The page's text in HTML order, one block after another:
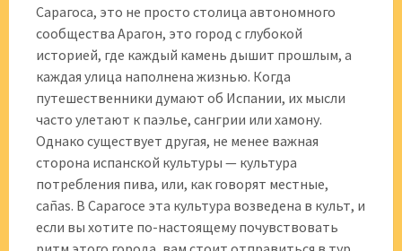
Сарагоса, это не просто столица автономного
сообщества Арагон, это город с глубокой
историей, где каждый камень дышит прошлым, а
каждая улица наполнена жизнью. Когда
путешественники думают об Испании, их мысли
часто улетают к паэлье, сангрии или хамону.
Однако существует другая, не менее важная
сторона испанской культуры — культура
потребления пива, или, как говорят местные,
cañas. В Сарагосе эта культура возведена в культ, и
если вы хотите по-настоящему почувствовать